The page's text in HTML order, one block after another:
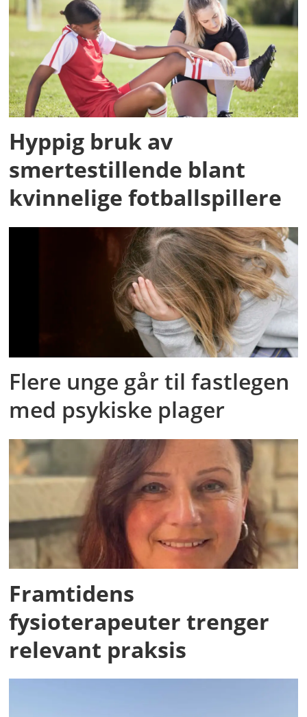
Hyppig bruk av
smertestillende blant
kvinnelige fotballspillere
Flere unge går til fastlegen
med psykiske plager
Framtidens
fysioterapeuter trenger
relevant praksis